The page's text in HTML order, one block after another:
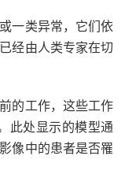
一类异常，它们依
经由人类专家在切
的工作，这些工作
此处显示的模型通
像中的患者是否罹